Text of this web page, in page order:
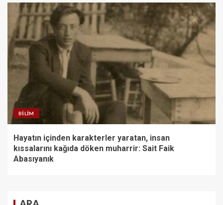
BILIM
Hayatın içinden karakterler yaratan, insan
kıssalarını kağıda döken muharrir: Sait Faik
Abasıyanık